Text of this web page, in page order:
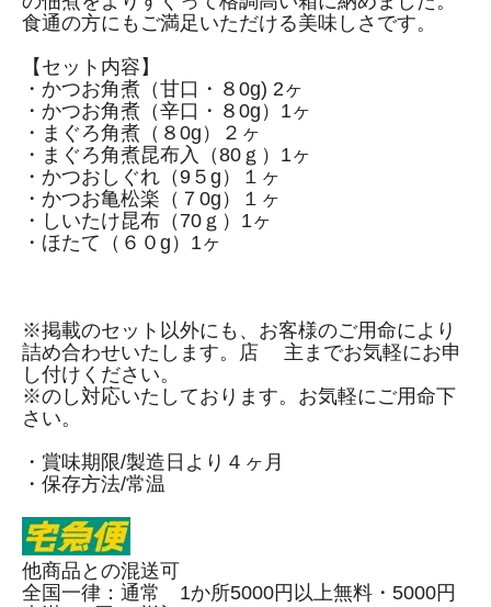
食通の方にもご満足いただける美味しさです。
【セット内容】
・かつお角煮（甘口・８0g) 2ヶ
・かつお角煮（辛口・８0g）1ヶ
・まぐろ角煮（８0g）２ヶ
・まぐろ角煮昆布入（80ｇ）1ヶ
・かつおしぐれ（9５g）１ヶ
・かつお亀松楽（７0g）１ヶ
・しいたけ昆布（70ｇ）1ヶ
・ほたて（６０g）1ヶ
※掲載のセット以外にも、お客様のご用命により
詰め合わせいたします。店 主までお気軽にお申
し付けください。
※のし対応いたしております。お気軽にご用命下
さい。
・賞味期限/製造日より４ヶ月
・保存方法/常温
他商品との混送可
全国一律：通常 1か所5000円以上無料・5000円